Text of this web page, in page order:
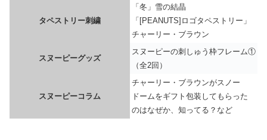
タペストリー刺繍
「冬」雪の結晶
「[PEANUTS]ロゴタペストリー」
チャーリー・ブラウン
スヌーピーグッズ
スヌーピーの刺しゅう枠フレーム①
（全2回）
スヌーピーコラム
チャーリー・ブラウンがスノー
ドームをギフト包装してもらった
のはなぜか、知ってる？など